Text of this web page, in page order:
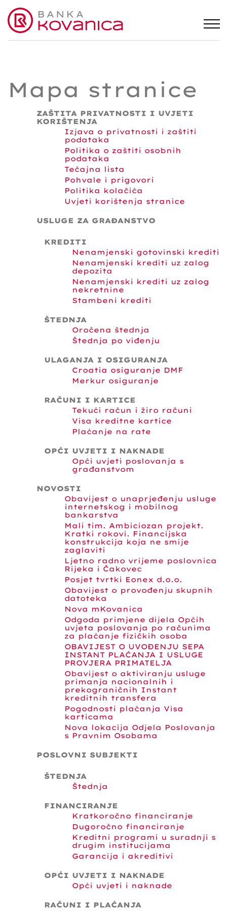
Mapa stranice
ZAŠTITA PRIVATNOSTI I UVJETI
KORIŠTENJA
Izjava o privatnosti i zaštiti
podataka
Politika o zaštiti osobnih
podataka
Tečajna lista
Pohvale i prigovori
Politika kolačića
Uvjeti korištenja stranice
USLUGE ZA GRAĐANSTVO
KREDITI
Nenamjenski gotovinski krediti
Nenamjenski krediti uz zalog
depozita
Nenamjenski krediti uz zalog
nekretnine
Stambeni krediti
ŠTEDNJA
Oročena štednja
Štednja po viđenju
ULAGANJA I OSIGURANJA
Croatia osiguranje DMF
Merkur osiguranje
RAČUNI I KARTICE
Tekući račun i žiro računi
Visa kreditne kartice
Plaćanje na rate
OPĆI UVJETI I NAKNADE
Opći uvjeti poslovanja s
građanstvom
NOVOSTI
Obavijest o unaprjeđenju usluge
internetskog i mobilnog
bankarstva
Mali tim. Ambiciozan projekt.
Kratki rokovi. Financijska
konstrukcija koja ne smije
zaglaviti
Ljetno radno vrijeme poslovnica
Rijeka i Čakovec
Posjet tvrtki Eonex d.o.o.
Obavijest o provođenju skupnih
datoteka
Nova mKovanica
Odgoda primjene dijela Općih
uvjeta poslovanja po računima
za plaćanje fizičkih osoba
OBAVIJEST O UVOĐENJU SEPA
INSTANT PLAĆANJA I USLUGE
PROVJERA PRIMATELJA
Obavijest o aktiviranju usluge
primanja nacionalnih i
prekograničnih Instant
kreditnih transfera
Pogodnosti plaćanja Visa
karticama
Nova lokacija Odjela Poslovanja
s Pravnim Osobama
POSLOVNI SUBJEKTI
ŠTEDNJA
Štednja
FINANCIRANJE
Kratkoročno financiranje
Dugoročno financiranje
Kreditni programi u suradnji s
drugim institucijama
Garancija i akreditivi
OPĆI UVJETI I NAKNADE
Opći uvjeti i naknade
RAČUNI I PLAĆANJA